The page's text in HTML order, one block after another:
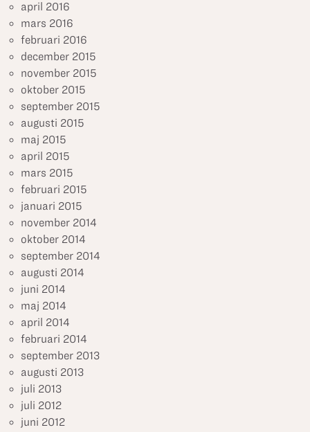
april 2016
mars 2016
februari 2016
december 2015
november 2015
oktober 2015
september 2015
augusti 2015
maj 2015
april 2015
mars 2015
februari 2015
januari 2015
november 2014
oktober 2014
september 2014
augusti 2014
juni 2014
maj 2014
april 2014
februari 2014
september 2013
augusti 2013
juli 2013
juli 2012
juni 2012